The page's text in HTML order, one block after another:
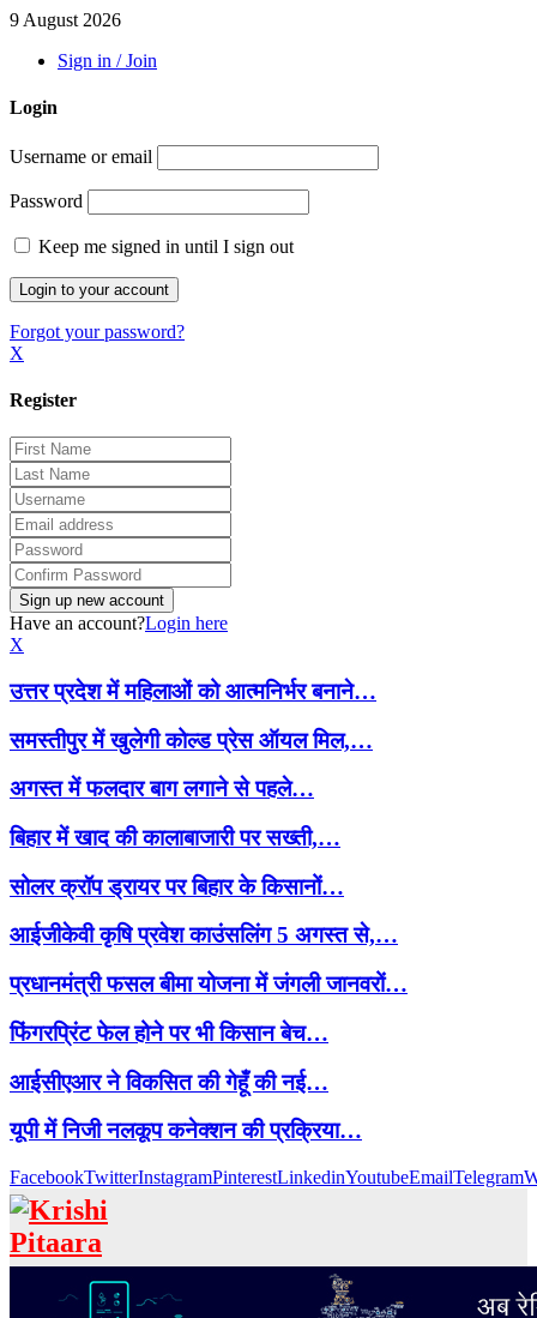
9 August 2026
Sign in / Join
Login
Username or email
Password
Keep me signed in until I sign out
Forgot your password?
X
Register
Have an account?Login here
X
उत्तर प्रदेश में महिलाओं को आत्मनिर्भर बनाने…
समस्तीपुर में खुलेगी कोल्ड प्रेस ऑयल मिल,…
अगस्त में फलदार बाग लगाने से पहले…
बिहार में खाद की कालाबाजारी पर सख्ती,…
सोलर क्रॉप ड्रायर पर बिहार के किसानों…
आईजीकेवी कृषि प्रवेश काउंसलिंग 5 अगस्त से,…
प्रधानमंत्री फसल बीमा योजना में जंगली जानवरों…
फिंगरप्रिंट फेल होने पर भी किसान बेच…
आईसीएआर ने विकसित की गेहूँ की नई…
यूपी में निजी नलकूप कनेक्शन की प्रक्रिया…
FacebookTwitterInstagramPinterestLinkedinYoutubeEmailTelegram